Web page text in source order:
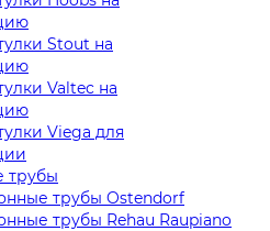
Stout на
Valtec на
Viega для
трубы
трубы Ostendorf
трубы Rehau Raupiano